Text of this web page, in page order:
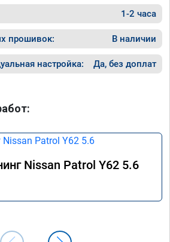
1-2 часа
прошивок: В наличии
настройка: Да, без доплат
Nissan Patrol Y62 5.6